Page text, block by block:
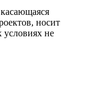
носит
не